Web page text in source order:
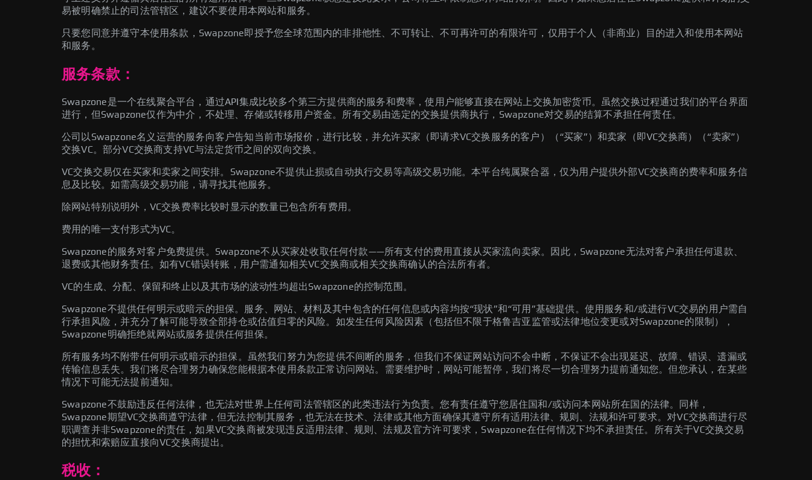
易被明确禁止的司法管辖区，建议不要使用本网站和服务。
只要您同意并遵守本使用条款，Swapzone即授予您全球范围内的非排他性、不可转让、不可再许可的有限许可，仅用于个人（非商业）目的进入和使用本网站
和服务。
服务条款：
Swapzone是一个在线聚合平台，通过API集成比较多个第三方提供商的服务和费率，使用户能够直接在网站上交换加密货币。虽然交换过程通过我们的平台界面
进行，但Swapzone仅作为中介，不处理、存储或转移用户资金。所有交易由选定的交换提供商执行，Swapzone对交易的结算不承担任何责任。
公司以Swapzone名义运营的服务向客户告知当前市场报价，进行比较，并允许买家（即请求VC交换服务的客户）（“买家”）和卖家（即VC交换商）（“卖家”）
交换VC。部分VC交换商支持VC与法定货币之间的双向交换。
VC交换交易仅在买家和卖家之间安排。Swapzone不提供止损或自动执行交易等高级交易功能。本平台纯属聚合器，仅为用户提供外部VC交换商的费率和服务信
息及比较。如需高级交易功能，请寻找其他服务。
除网站特别说明外，VC交换费率比较时显示的数量已包含所有费用。
费用的唯一支付形式为VC。
Swapzone的服务对客户免费提供。Swapzone不从买家处收取任何付款——所有支付的费用直接从买家流向卖家。因此，Swapzone无法对客户承担任何退款、
退费或其他财务责任。如有VC错误转账，用户需通知相关VC交换商或相关交换商确认的合法所有者。
VC的生成、分配、保留和终止以及其市场的波动性均超出Swapzone的控制范围。
Swapzone不提供任何明示或暗示的担保。服务、网站、材料及其中包含的任何信息或内容均按“现状”和“可用”基础提供。使用服务和/或进行VC交易的用户需自
行承担风险，并充分了解可能导致全部持仓或估值归零的风险。如发生任何风险因素（包括但不限于格鲁吉亚监管或法律地位变更或对Swapzone的限制），
Swapzone明确拒绝就网站或服务提供任何担保。
所有服务均不附带任何明示或暗示的担保。虽然我们努力为您提供不间断的服务，但我们不保证网站访问不会中断，不保证不会出现延迟、故障、错误、遗漏或
传输信息丢失。我们将尽合理努力确保您能根据本使用条款正常访问网站。需要维护时，网站可能暂停，我们将尽一切合理努力提前通知您。但您承认，在某些
情况下可能无法提前通知。
Swapzone不鼓励违反任何法律，也无法对世界上任何司法管辖区的此类违法行为负责。您有责任遵守您居住国和/或访问本网站所在国的法律。同样，
Swapzone期望VC交换商遵守法律，但无法控制其服务，也无法在技术、法律或其他方面确保其遵守所有适用法律、规则、法规和许可要求。对VC交换商进行尽
职调查并非Swapzone的责任，如果VC交换商被发现违反适用法律、规则、法规及官方许可要求，Swapzone在任何情况下均不承担责任。所有关于VC交换交易
的担忧和索赔应直接向VC交换商提出。
税收：